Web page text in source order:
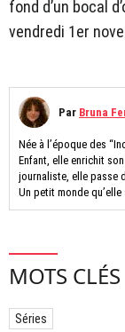
fond d’un bocal
vendredi 1er
Par Bruna
Née à l’époque des
Enfant, elle enrichit
journaliste, elle passe
Un petit monde
MOTS CLÉS
Séries